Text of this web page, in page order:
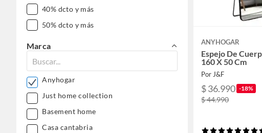
40% dcto y más
50% dcto y más
Marca
Anyhogar
Just home collection
Basement home
Casa cantabria
ANYHOGAR
Espejo De
160 X 50 Cm
Por J&F
$ 36.990 -18%
$ 44.990